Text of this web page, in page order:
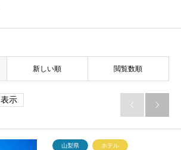
新しい順 閲覧数順
示
 
山梨県 ホテル